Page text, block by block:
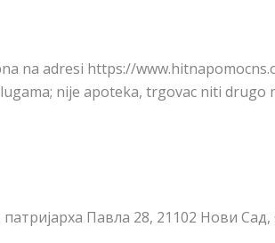
na adresi https://
nije apoteka, trgovac niti drugo
Павла 28, 21102 Нови Сад,